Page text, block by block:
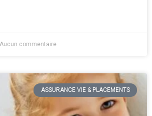
Aucun commentaire
ASSURANCE VIE & PLACEMENTS